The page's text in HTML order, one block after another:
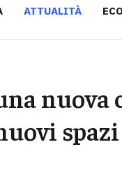
ATTUALITÀ
nuova
spazi